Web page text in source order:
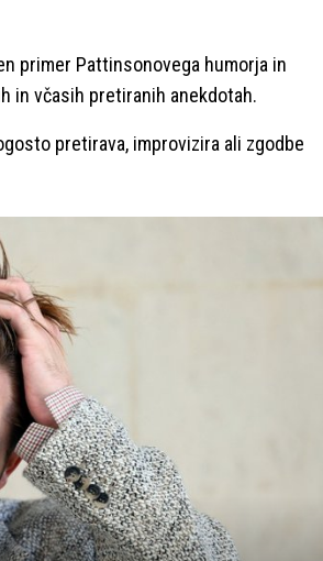
primer Pattinsonovega humorja in
in včasih pretiranih anekdotah.
pretirava, improvizira ali zgodbe